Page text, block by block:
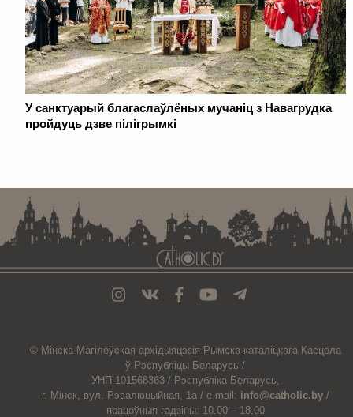
У санктуарый благаслаўлёных мучаніц з Навагрудка
пройдуць дзве пілігрымкі
© Мiнска-Магiлёўская архiдыяцэзiя Рымска-каталіцкага Касцёла
ў Рэспубліцы Беларусь /
УНП 101568363 / Рэспубліка Беларусь,
г. Мінск, вул. Рэвалюцыйная, 1а / e-mail: info@catholic.by /
працоўныя гадзіны: 10.00 – 18.00